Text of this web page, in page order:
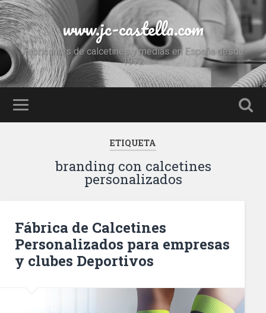
www.jc-castella.com
Fabricantes de calcetines y medias en España desde
1972
ETIQUETA
branding con calcetines
personalizados
Fábrica de Calcetines
Personalizados para empresas
y clubes Deportivos